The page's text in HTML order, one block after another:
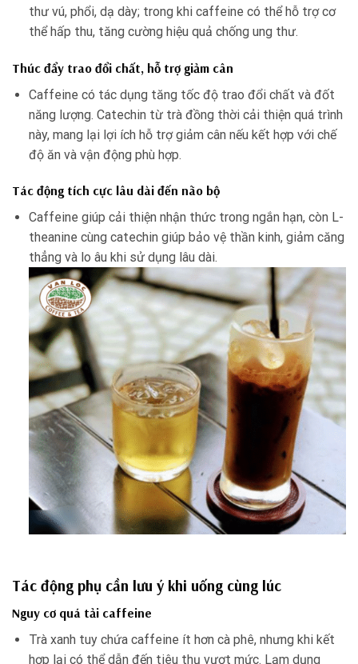
thư vú, phổi, dạ dày; trong khi caffeine có thể hỗ trợ cơ
thể hấp thu, tăng cường hiệu quả chống ung thư.
Thúc đẩy trao đổi chất, hỗ trợ giảm cân
Caffeine có tác dụng tăng tốc độ trao đổi chất và đốt
năng lượng. Catechin từ trà đồng thời cải thiện quá trình
này, mang lại lợi ích hỗ trợ giảm cân nếu kết hợp với chế
độ ăn và vận động phù hợp.
Tác động tích cực lâu dài đến não bộ
Caffeine giúp cải thiện nhận thức trong ngắn hạn, còn L-
theanine cùng catechin giúp bảo vệ thần kinh, giảm căng
thẳng và lo âu khi sử dụng lâu dài.
Tác động phụ cần lưu ý khi uống cùng lúc
Nguy cơ quá tải caffeine
Trà xanh tuy chứa caffeine ít hơn cà phê, nhưng khi kết
hợp lại có thể dẫn đến tiêu thụ vượt mức. Lạm dụng